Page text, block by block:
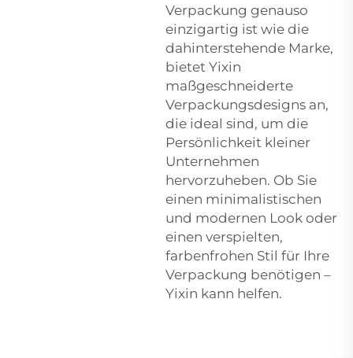
Verpackung genauso
einzigartig ist wie die
dahinterstehende Marke,
bietet Yixin
maßgeschneiderte
Verpackungsdesigns an,
die ideal sind, um die
Persönlichkeit kleiner
Unternehmen
hervorzuheben. Ob Sie
einen minimalistischen
und modernen Look oder
einen verspielten,
farbenfrohen Stil für Ihre
Verpackung benötigen –
Yixin kann helfen.